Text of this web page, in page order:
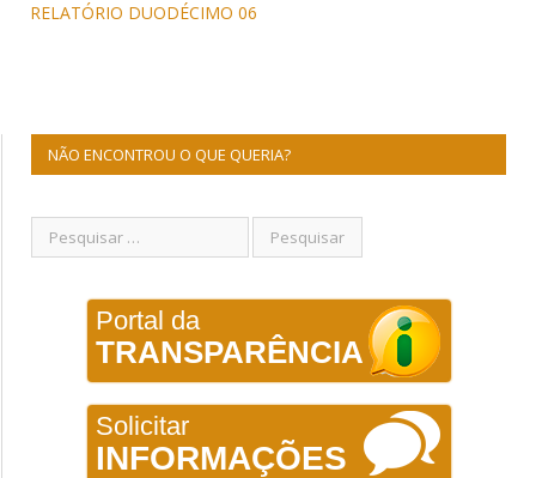
RELATÓRIO DUODÉCIMO 06
NÃO ENCONTROU O QUE QUERIA?
Portal da
TRANSPARÊNCIA
Solicitar
INFORMAÇÕES